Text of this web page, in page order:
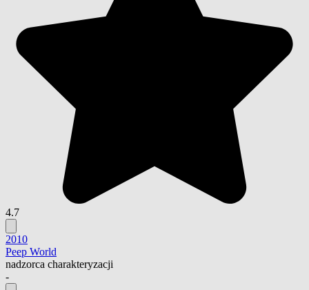
4.7
2010
Peep World
nadzorca charakteryzacji
-